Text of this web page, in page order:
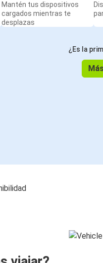
Mantén tus dispositivos
cargados mientras te
desplazas
¿Es la